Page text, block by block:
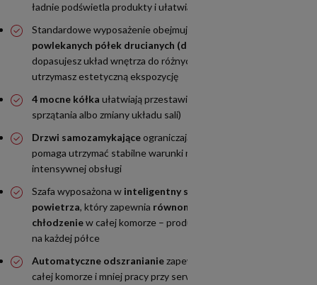
ładnie podświetla produkty i ułatwia klientom szybki wybór
Standardowe wyposażenie obejmuje
powlekanych półek drucianych (do 30 kg na półkę)
dopasujesz układ wnętrza do różnych formatów opakowań i
utrzymasz estetyczną ekspozycję
4 mocne kółka ułatwiają przestawienie szafy (np. do
sprzątania albo zmiany układu sali)
Drzwi samozamykająceograniczają „ucieczkę zimna”, co
pomaga utrzymać stabilne warunki mrożenia podczas
intensywnej obsługi
Szafa wyposażona w inteligentny system cyrkulacji
powietrza, który zapewnia równomierne, wentylowane
chłodzeniew całej komorze – produkty są mrożone stabilnie
na każdej półce
Automatyczne odszranianiezapewnia równą temperaturę w
całej komorze i mniej pracy przy serwisie oraz utrzymaniu